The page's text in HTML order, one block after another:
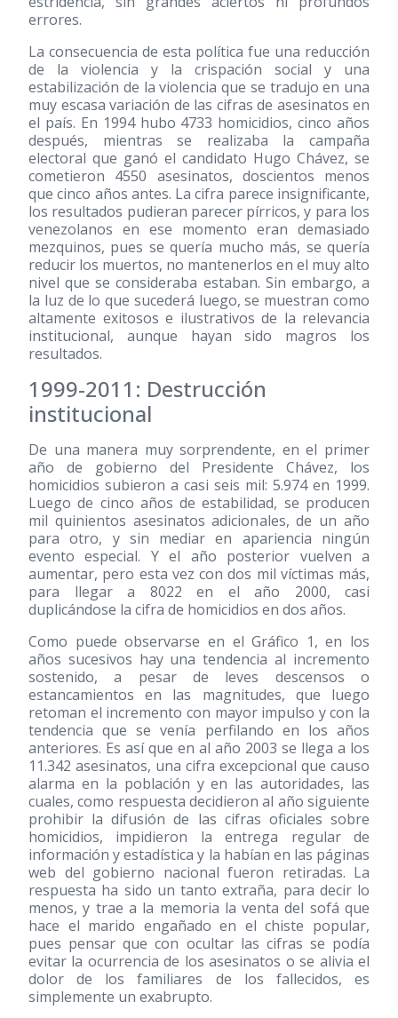
errores.
La consecuencia de esta política fue una reducción
de la violencia y la crispación social y una
estabilización de la violencia que se tradujo en una
muy escasa variación de las cifras de asesinatos en
el país. En 1994 hubo 4733 homicidios, cinco años
después, mientras se realizaba la campaña
electoral que ganó el candidato Hugo Chávez, se
cometieron 4550 asesinatos, doscientos menos
que cinco años antes. La cifra parece insignificante,
los resultados pudieran parecer pírricos, y para los
venezolanos en ese momento eran demasiado
mezquinos, pues se quería mucho más, se quería
reducir los muertos, no mantenerlos en el muy alto
nivel que se consideraba estaban. Sin embargo, a
la luz de lo que sucederá luego, se muestran como
altamente exitosos e ilustrativos de la relevancia
institucional, aunque hayan sido magros los
resultados.
1999-2011: Destrucción
institucional
De una manera muy sorprendente, en el primer
año de gobierno del Presidente Chávez, los
homicidios subieron a casi seis mil: 5.974 en 1999.
Luego de cinco años de estabilidad, se producen
mil quinientos asesinatos adicionales, de un año
para otro, y sin mediar en apariencia ningún
evento especial. Y el año posterior vuelven a
aumentar, pero esta vez con dos mil víctimas más,
para llegar a 8022 en el año 2000, casi
duplicándose la cifra de homicidios en dos años.
Como puede observarse en el Gráfico 1, en los
años sucesivos hay una tendencia al incremento
sostenido, a pesar de leves descensos o
estancamientos en las magnitudes, que luego
retoman el incremento con mayor impulso y con la
tendencia que se venía perfilando en los años
anteriores. Es así que en al año 2003 se llega a los
11.342 asesinatos, una cifra excepcional que causo
alarma en la población y en las autoridades, las
cuales, como respuesta decidieron al año siguiente
prohibir la difusión de las cifras oficiales sobre
homicidios, impidieron la entrega regular de
información y estadística y la habían en las páginas
web del gobierno nacional fueron retiradas. La
respuesta ha sido un tanto extraña, para decir lo
menos, y trae a la memoria la venta del sofá que
hace el marido engañado en el chiste popular,
pues pensar que con ocultar las cifras se podía
evitar la ocurrencia de los asesinatos o se alivia el
dolor de los familiares de los fallecidos, es
simplemente un exabrupto.